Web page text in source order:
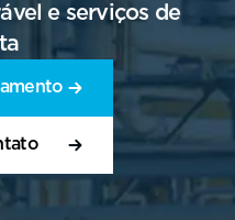
e serviços de